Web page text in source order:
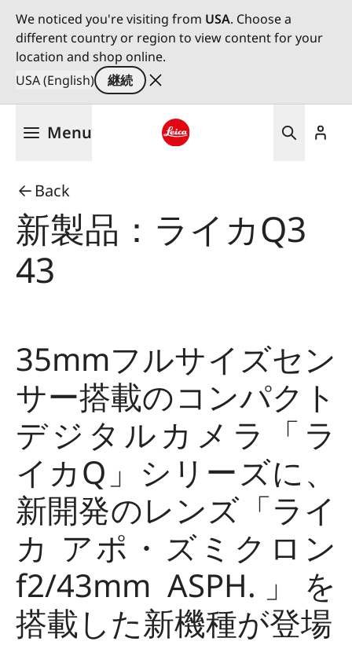
We noticed you're visiting from USA. Choose a
different country or region to view content for your
location and shop online.
USA (English)
継続
Menu
Back
新製品：ライカQ3
43
35mmフルサイズセン
サー搭載のコンパクト
デジタルカメラ「ラ
イカQ」シリーズに、
新開発のレンズ「ライ
カ アポ・ズミクロン
f2/43mm ASPH.」を
搭載した新機種が登場